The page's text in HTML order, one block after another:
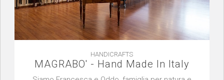
HANDICRAFTS
MAGRABO' - Hand Made In Italy